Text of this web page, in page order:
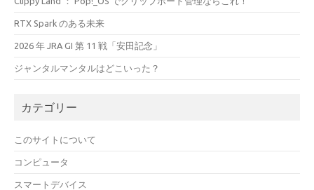
RTX Spark のある未来
2026 年 JRA GI 第 11 戦「安田記念」
ジャンタルマンタルはどこいった？
カテゴリー
このサイトについて
コンピュータ
スマートデバイス